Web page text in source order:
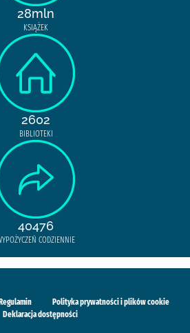
28mln
KSIĄŻEK
2602
BIBLIOTEKI
40476
CODZIENNIE
Polityka prywatności i plików cookie
Deklaracja dostępności